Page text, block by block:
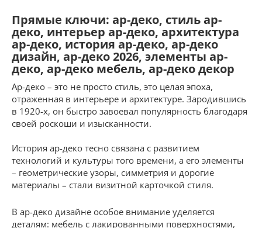
Прямые ключи: ар-деко, стиль ар-
деко, интерьер ар-деко, архитектура
ар-деко, история ар-деко, ар-деко
дизайн, ар-деко 2026, элементы ар-
деко, ар-деко мебель, ар-деко декор
Ар-деко – это не просто стиль, это целая эпоха,
отраженная в интерьере и архитектуре. Зародившись
в 1920-х, он быстро завоевал популярность благодаря
своей роскоши и изысканности.
История ар-деко тесно связана с развитием
технологий и культуры того времени, а его элементы
– геометрические узоры, симметрия и дорогие
материалы – стали визитной карточкой стиля.
В ар-деко дизайне особое внимание уделяется
деталям: мебель с лакированными поверхностями,